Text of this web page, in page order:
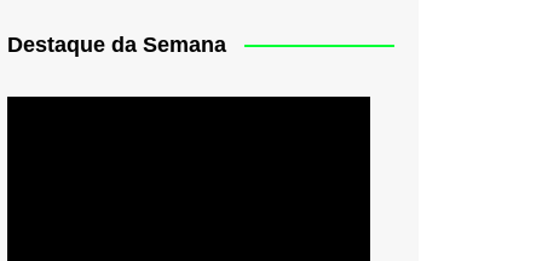
Destaque da Semana